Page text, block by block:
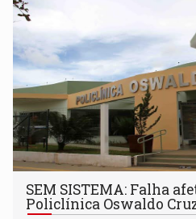
SEM SISTEMA: Falha
Policlínica Oswaldo